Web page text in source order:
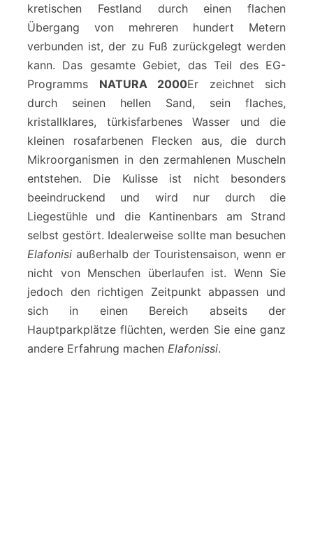
kretischen Festland durch einen flachen
Übergang von mehreren hundert Metern
verbunden ist, der zu Fuß zurückgelegt werden
kann. Das gesamte Gebiet, das Teil des EG-
Programms NATURA 2000Er zeichnet sich
durch seinen hellen Sand, sein flaches,
kristallklares, türkisfarbenes Wasser und die
kleinen rosafarbenen Flecken aus, die durch
Mikroorganismen in den zermahlenen Muscheln
entstehen. Die Kulisse ist nicht besonders
beeindruckend und wird nur durch die
Liegestühle und die Kantinenbars am Strand
selbst gestört. Idealerweise sollte man besuchen
Elafonisi außerhalb der Touristensaison, wenn er
nicht von Menschen überlaufen ist. Wenn Sie
jedoch den richtigen Zeitpunkt abpassen und
sich in einen Bereich abseits der
Hauptparkplätze flüchten, werden Sie eine ganz
andere Erfahrung machen Elafonissi.